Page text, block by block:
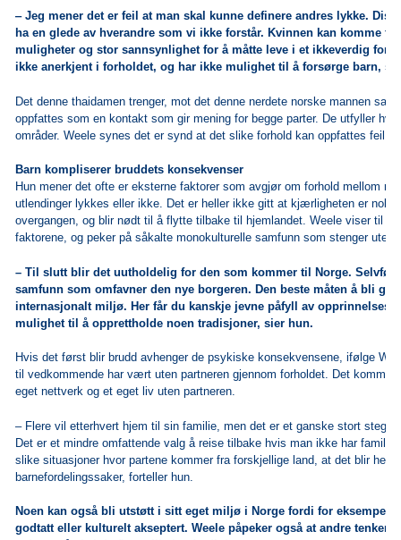
‒ Jeg mener det er feil at man skal kunne definere andres lykke.
ha en glede av hverandre som vi ikke forstår. Kvinnen kan komme
muligheter og stor sannsynlighet for å måtte leve i et ikkeverdig
ikke anerkjent i forholdet, og har ikke mulighet til å forsørge barn,
Det denne thaidamen trenger, mot det denne nerdete norske mannen
oppfattes som en kontakt som gir mening for begge parter. De utfyller
områder. Weele synes det er synd at det slike forhold kan oppfattes feil.
Barn kompliserer bruddets konsekvenser
Hun mener det ofte er eksterne faktorer som avgjør om forhold mellom
utlendinger lykkes eller ikke. Det er heller ikke gitt at kjærligheten er nok.
overgangen, og blir nødt til å flytte tilbake til hjemlandet. Weele viser til
faktorene, og peker på såkalte monokulturelle samfunn som stenger ute
– Til slutt blir det uutholdelig for den som kommer til Norge.
samfunn som omfavner den nye borgeren. Den beste måten å bli
internasjonalt miljø. Her får du kanskje jevne påfyll av
mulighet til å opprettholde noen tradisjoner, sier hun.
Hvis det først blir brudd avhenger de psykiske konsekvensene, ifølge
til vedkommende har vært uten partneren gjennom forholdet. Det kommer
eget nettverk og et eget liv uten partneren.
– Flere vil etterhvert hjem til sin familie, men det er et ganske stort steg å
Det er et mindre omfattende valg å reise tilbake hvis man ikke har familie
slike situasjoner hvor partene kommer fra forskjellige land, at det blir
barnefordelingssaker, forteller hun.
Noen kan også bli utstøtt i sitt eget miljø i Norge fordi for eksempel
godtatt eller kulturelt akseptert. Weele påpeker også at andre tenker